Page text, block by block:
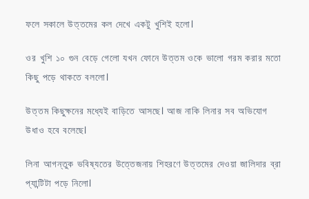
ফলে সকালে উত্তমের কল দেখে একটু খুশিই হলো।
ওর খুশি ১০ গুন বেড়ে গেলো যখন ফোনে উত্তম ওকে ভালো গরম করার মতো
কিছু পড়ে থাকতে বললো।
উত্তম কিছুক্ষনের মধ্যেই বাড়িতে আসছে। আজ নাকি লিনার সব অভিযোগ
উধাও হবে বলেছে।
লিনা আগন্তুক ভবিষ্যতের উত্তেজনায় শিহরণে উত্তমের দেওয়া জালিদার ব্রা
প্যান্টিটা পড়ে নিলো।